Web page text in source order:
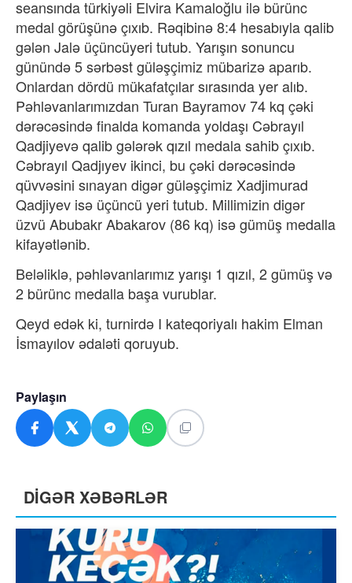
seansında türkiyəli Elvira Kamaloğlu ilə bürünc
medal görüşünə çıxıb. Rəqibinə 8:4 hesabıyla qalib
gələn Jalə üçüncüyeri tutub. Yarışın sonuncu
günündə 5 sərbəst güləşçimiz mübarizə aparıb.
Onlardan dördü mükafatçılar sırasında yer alıb.
Pəhləvanlarımızdan Turan Bayramov 74 kq çəki
dərəcəsində finalda komanda yoldaşı Cəbrayıl
Qadjiyevə qalib gələrək qızıl medala sahib çıxıb.
Cəbrayıl Qadjıyev ikinci, bu çəki dərəcəsində
qüvvəsini sınayan digər güləşçimiz Xadjimurad
Qadjiyev isə üçüncü yeri tutub. Millimizin digər
üzvü Abubakr Abakarov (86 kq) isə gümüş medalla
kifayətlənib.
Beləliklə, pəhləvanlarımız yarışı 1 qızıl, 2 gümüş və
2 bürünc medalla başa vurublar.
Qeyd edək ki, turnirdə I kateqoriyalı hakim Elman
İsmayılov ədaləti qoruyub.
Paylaşın
DİGƏR XƏBƏRLƏR